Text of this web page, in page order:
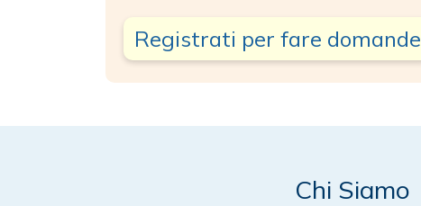
Registrati per fare domande
Chi Siamo